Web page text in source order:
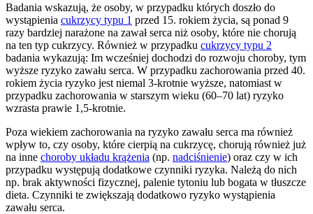
Badania wskazują, że osoby, w przypadku których doszło do
wystąpienia cukrzycy typu 1 przed 15. rokiem życia, są ponad 9
razy bardziej narażone na zawał serca niż osoby, które nie chorują
na ten typ cukrzycy. Również w przypadku cukrzycy typu 2
badania wykazują: Im wcześniej dochodzi do rozwoju choroby, tym
wyższe ryzyko zawału serca. W przypadku zachorowania przed 40.
rokiem życia ryzyko jest niemal 3-krotnie wyższe, natomiast w
przypadku zachorowania w starszym wieku (60–70 lat) ryzyko
wzrasta prawie 1,5-krotnie.
Poza wiekiem zachorowania na ryzyko zawału serca ma również
wpływ to, czy osoby, które cierpią na cukrzycę, chorują również już
na inne choroby układu krążenia (np. nadciśnienie) oraz czy w ich
przypadku występują dodatkowe czynniki ryzyka. Należą do nich
np. brak aktywności fizycznej, palenie tytoniu lub bogata w tłuszcze
dieta. Czynniki te zwiększają dodatkowo ryzyko wystąpienia
zawału serca.